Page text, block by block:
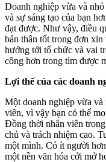
Doanh nghiệp vừa và
và sự sáng tạo của bạn
đạt được. Như vậy, điều
bản thân tốt trong đơn
hướng tới tổ chức và vai
công hơn trong tìm được
Lợi thế của các doanh
Một doanh nghiệp vừa
viên, vì vậy bạn có thể
Đồng thời nhân viên
chủ và trách nhiệm cao.
một mình. Có ít người
một nền văn hóa cởi mở